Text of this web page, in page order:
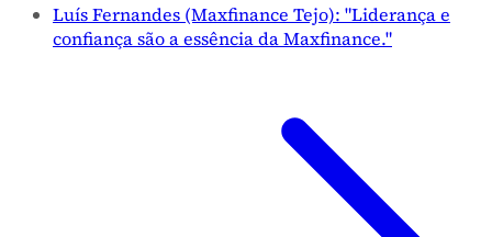
Luís Fernandes (Maxfinance Tejo): "Liderança e
confiança são a essência da Maxfinance."